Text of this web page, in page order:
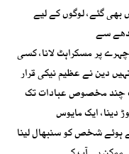
گئے، لوگوں کے لیے
سے
پر مسکراہٹ لانا، کسی
دین نے عظیم نیکی قرار
چند مخصوص عبادات تک
دینا، ایک مایوس
ہوئے شخص کو سنبھال لینا